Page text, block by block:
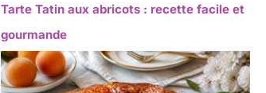
Tarte Tatin aux abricots : recette facile et
gourmande